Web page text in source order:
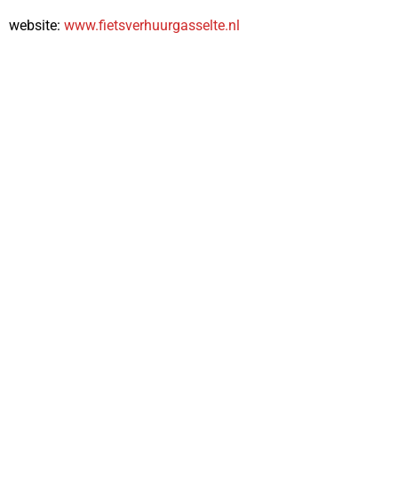
website: www.fietsverhuurgasselte.nl